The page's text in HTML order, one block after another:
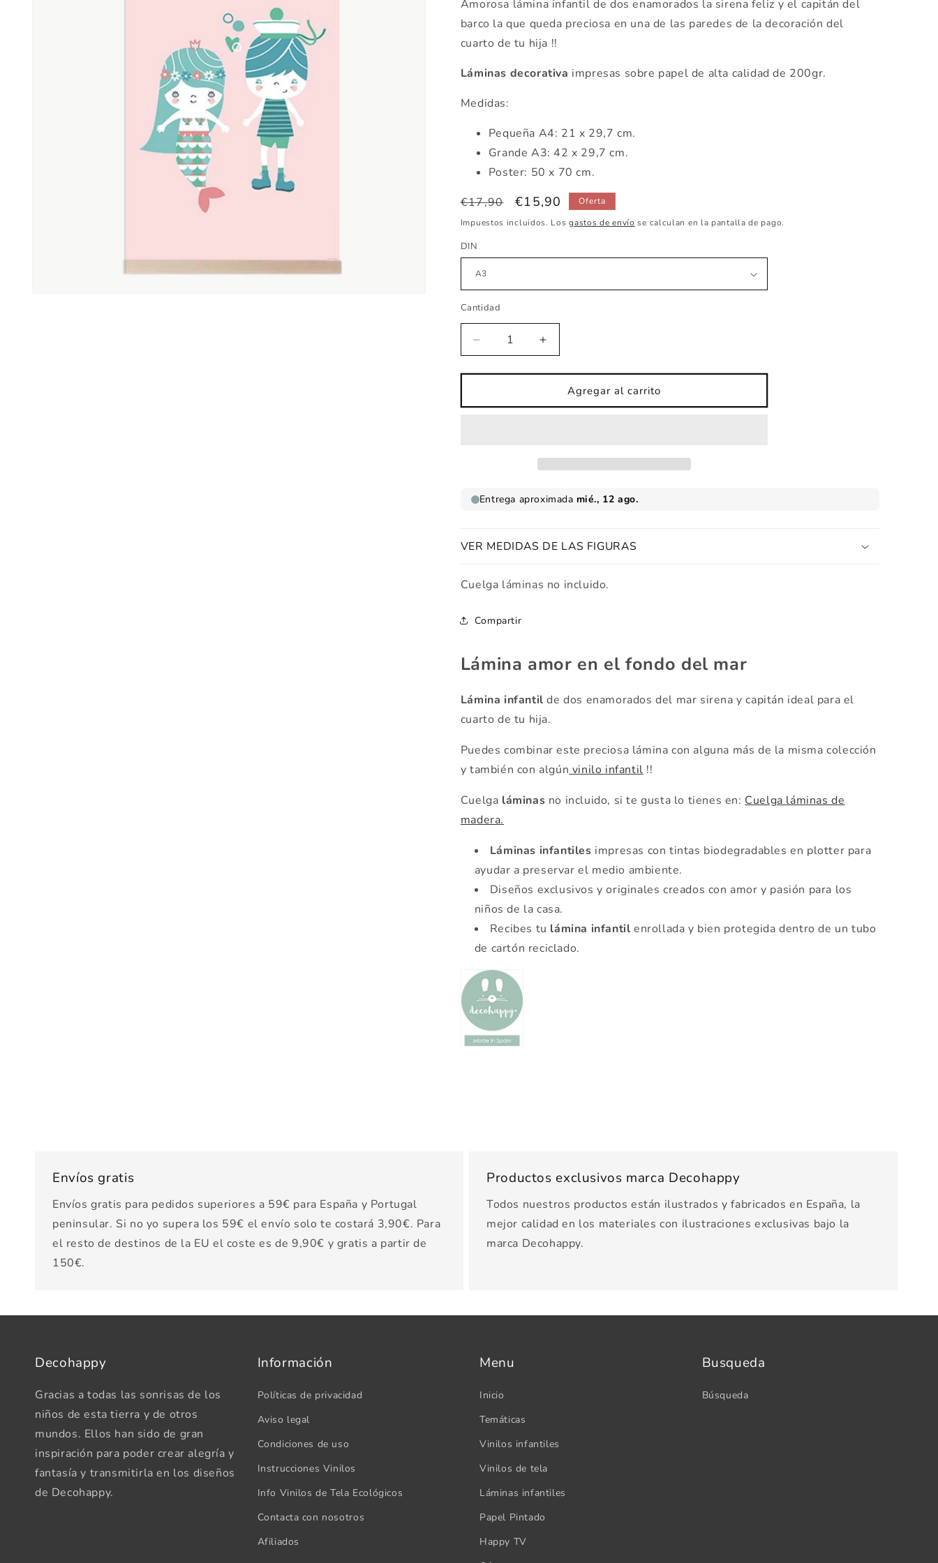
Amorosa lámina infantil de dos enamorados la sirena feliz y el capitán del
barco la que queda preciosa en una de las paredes de la decoración del
cuarto de tu hija !!
Láminas decorativa impresas sobre papel de alta calidad de 200gr.
Medidas:
Pequeña A4: 21 x 29,7 cm.
Grande A3: 42 x 29,7 cm.
Poster: 50 x 70 cm.
Precio
habitual
€17,90
Precio
de
€15,90
Oferta
Impuestos incluidos. Losgastos de envío se calculan en la pantalla de pago.
DIN
Cantidad
Reducir
cantidad
para
amor
Aumentar
cantidad
para
Lámina
amor
Agregar al carrito
VER MEDIDAS DE LAS FIGURAS
Cuelga láminas no incluido.
Compartir
Lámina amor en el fondo del mar
Lámina infantil de dos enamorados del mar sirena y capitán ideal para el
cuarto de tu hija.
Puedes combinar este preciosa lámina con alguna más de la misma colección
y también con algún vinilo infantil !!
Cuelga láminas no incluido, si te gusta lo tienes en: Cuelga láminas de
madera.
Láminas infantiles impresas con tintas biodegradables en plotter para
ayudar a preservar el medio ambiente.
Diseños exclusivos y originales creados con amor y pasión para los
niños de la casa.
Recibes tu lámina infantil enrollada y bien protegida dentro de un tubo
de cartón reciclado.
Envíos gratis
Envíos gratis para pedidos superiores a 59€ para España y Portugal
peninsular. Si no yo supera los 59€ el envío solo te costará 3,90€. Para
el resto de destinos de la EU el coste es de 9,90€ y gratis a partir de
150€.
Productos exclusivos marca Decohappy
Todos nuestros productos están ilustrados y fabricados en España, la
mejor calidad en los materiales con ilustraciones exclusivas bajo la
marca Decohappy.
Decohappy
Gracias a todas las sonrisas de los
niños de esta tierra y de otros
mundos. Ellos han sido de gran
inspiración para poder crear alegría y
fantasía y transmitirla en los diseños
de Decohappy.
Información
Políticas de privacidad
Aviso legal
Condiciones de uso
Instrucciones Vinilos
Info Vinilos de Tela Ecológicos
Contacta con nosotros
Afiliados
Menu
Inicio
Temáticas
Vinilos infantiles
Vinilos de tela
Láminas infantiles
Papel Pintado
Happy TV
Busqueda
Búsqueda